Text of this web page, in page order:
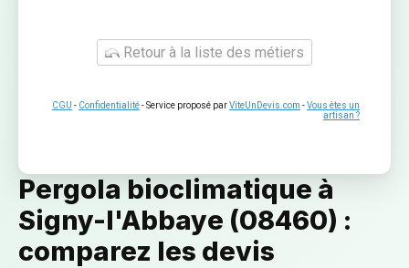
Pergola bioclimatique à
Signy-l'Abbaye (08460) :
comparez les devis
Retour à la liste des métiers
CGU - Confidentialité- Service proposé parViteUnDevis.com -Vous êtes un
artisan ?